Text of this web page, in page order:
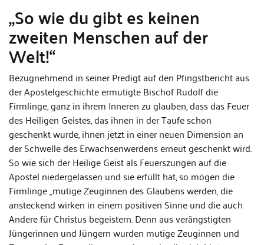
„So wie du gibt es keinen
zweiten Menschen auf der
Welt!“
Bezugnehmend in seiner Predigt auf den Pfingstbericht aus
der Apostelgeschichte ermutigte Bischof Rudolf die
Firmlinge, ganz in ihrem Inneren zu glauben, dass das Feuer
des Heiligen Geistes, das ihnen in der Taufe schon
geschenkt wurde, ihnen jetzt in einer neuen Dimension an
der Schwelle des Erwachsenwerdens erneut geschenkt wird.
So wie sich der Heilige Geist als Feuerszungen auf die
Apostel niedergelassen und sie erfüllt hat, so mögen die
Firmlinge „mutige Zeuginnen des Glaubens werden, die
ansteckend wirken in einem positiven Sinne und die auch
Andere für Christus begeistern. Denn aus verängstigten
Jüngerinnen und Jüngern wurden mutige Zeuginnen und